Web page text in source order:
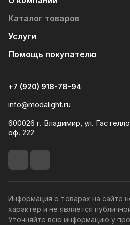
Каталог товаров
Услуги
Помощь покупателю
+7 (920) 918-78-94
info@modalight.ru
600026 г. Владимир, ул.
оф. 222
Информация о товарах на сайте
характер и не является
Уточняйте всю информацию у